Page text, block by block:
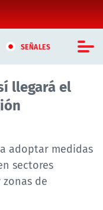
SEÑALES
llegará el
adoptar medidas
sectores
de